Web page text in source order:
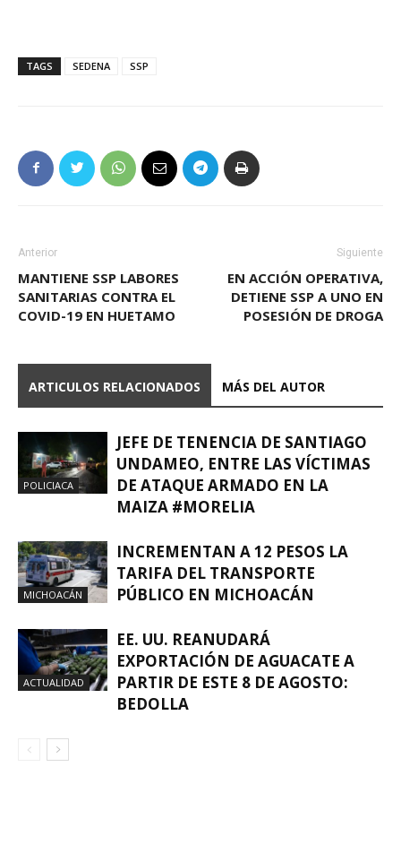
TAGS SEDENA SSP
Anterior
MANTIENE SSP LABORES
SANITARIAS CONTRA EL
COVID-19 EN HUETAMO
Siguiente
EN ACCIÓN OPERATIVA,
DETIENE SSP A UNO EN
POSESIÓN DE DROGA
ARTICULOS RELACIONADOS MÁS DEL AUTOR
POLICIACA
JEFE DE TENENCIA DE SANTIAGO
UNDAMEO, ENTRE LAS VÍCTIMAS
DE ATAQUE ARMADO EN LA
MAIZA #MORELIA
MICHOACÁN
INCREMENTAN A 12 PESOS LA
TARIFA DEL TRANSPORTE
PÚBLICO EN MICHOACÁN
ACTUALIDAD
EE. UU. REANUDARÁ
EXPORTACIÓN DE AGUACATE A
PARTIR DE ESTE 8 DE AGOSTO:
BEDOLLA